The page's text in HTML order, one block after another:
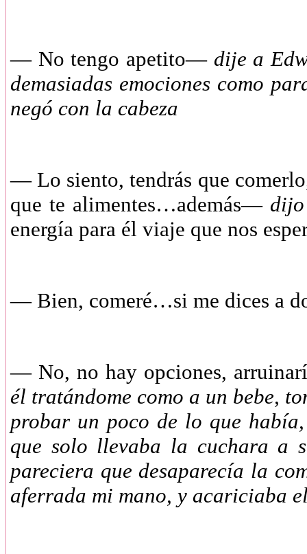
— No tengo apetito— dije a
demasiadas emociones como
negó con la cabeza
— Lo siento, tendrás que
que te alimentes…además—
energía para él viaje que nos
— Bien, comeré…si me dices a
— No, no hay opciones,
él tratándome como a un bebe,
probar un poco de lo que
que solo llevaba la cuchara a
pareciera que desaparecía la
aferrada mi mano, y acariciaba